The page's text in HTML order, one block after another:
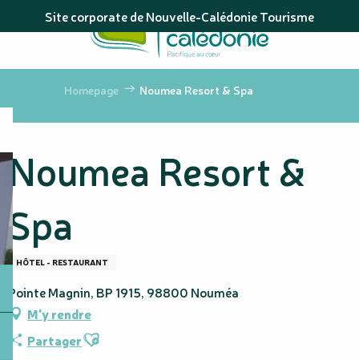
au
principal
Site corporate de Nouvelle-Calédonie Tourisme
Homepage Noumea Resort & Spa
Noumea Resort &
Spa
HÔTEL - RESTAURANT
Pointe Magnin, BP 1915, 98800 Nouméa
M'y rendre
PartagerAjouter aux favoris